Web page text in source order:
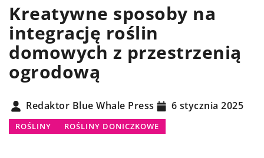
Kreatywne sposoby na
integrację roślin
domowych z przestrzenią
ogrodową
Redaktor Blue Whale Press 6 stycznia 2025
ROŚLINY ROŚLINY DONICZKOWE